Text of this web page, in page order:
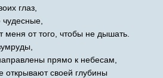
глаз,
меня от того, чтобы не дышать.
прямо к небесам,
открывают своей глубины